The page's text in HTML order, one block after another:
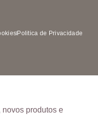
Politica de Privacidade
produtos e